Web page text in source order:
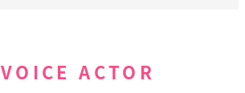
VOICE ACTOR